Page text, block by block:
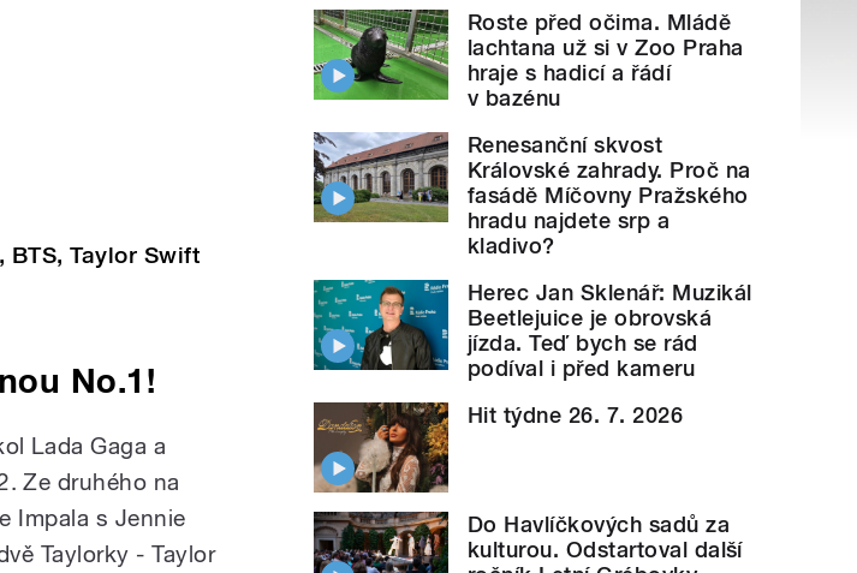
Taylor Swift
No.1!
Lada Gaga a
Ze druhého na
Impala s Jennie
Taylorky - Taylor
Roste před očima. Mládě
lachtana už si v Zoo Praha
hraje s hadicí a řádí
v bazénu
Renesanční skvost
Královské zahrady. Proč na
fasádě Míčovny Pražského
hradu najdete srp a
kladivo?
Herec Jan Sklenář: Muzikál
Beetlejuice je obrovská
jízda. Teď bych se rád
podíval i před kameru
Hit týdne 26. 7. 2026
Do Havlíčkových sadů za
kulturou. Odstartoval další